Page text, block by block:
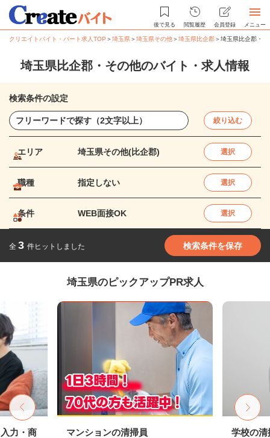
後で見る 閲覧履歴 会員登録 メニュー
クリエイトバイト・パート求人TOP ＞埼玉県＞埼玉県その他＞埼玉県比企郡＞埼玉県比企郡・
埼玉県比企郡・その他のバイト・求人情報
検索条件の設定
絞り込む
エリア 埼玉県その他(比企郡) 選択
職種 指定しない 選択
条件 WEB面接OK 選択
全 3 件ヒットしました 検索条件を保存
埼玉県のピックアップPR求人
力・商 マンションの清掃員 学校の清